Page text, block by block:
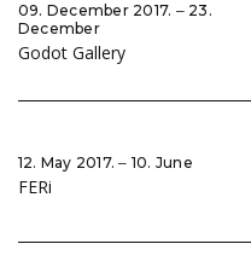
09. December 2017. ‒ 23.
December
Godot Gallery
12. May 2017. ‒ 10. June
FERi